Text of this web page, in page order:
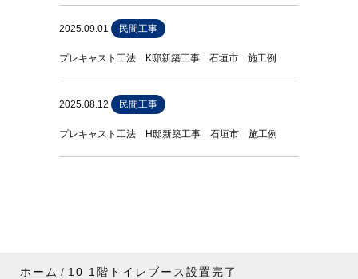
2025.09.01 民間工事
プレキャスト工法 K邸新築工事 石垣市 施工例
2025.08.12 民間工事
プレキャスト工法 H邸新築工事 石垣市 施工例
ホーム 10 1階トイレブース設置完了